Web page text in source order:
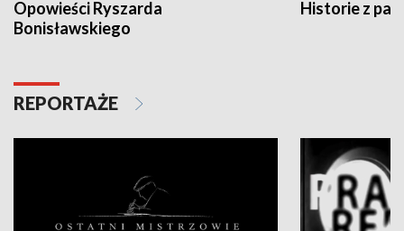
Opowieści Ryszarda
Bonisławskiego
Historie z
REPORTAŻE